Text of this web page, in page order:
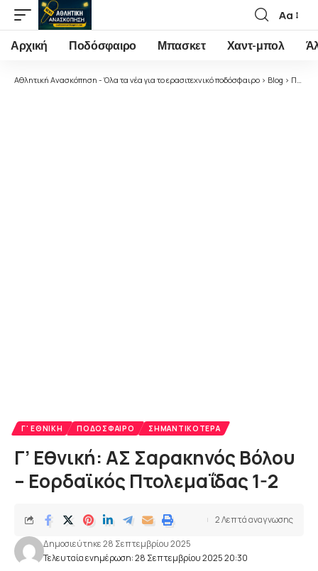
Font
Resizer
Αα
Αρχική Ποδόσφαιρο Μπασκετ Χαντ-μπολ
Αθλητική Ανασκόπηση - Όλα τα νέα για το ερασιτεχνικό ποδόσφαιρο > Blog > Ποδόσφαιρο
Γ' ΕΘΝΙΚΉ ΠΟΔΌΣΦΑΙΡΟ ΣΗΜΑΝΤΙΚΌΤΕΡΑ
Γ’ Εθνική: ΑΣ Σαρακηνός Βόλου
– Εορδαϊκός Πτολεμαΐδας 1-2
Τελευταία ενημέρωση: 28 Σεπτεμβρίου 2025 20:30
Δημοσιεύτηκε 28 Σεπτεμβρίου 2025
2 Λεπτά αναγνωσης